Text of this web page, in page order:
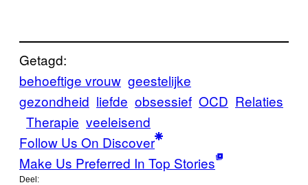
Getagd:
behoeftige vrouw geestelijke
gezondheid liefde obsessief OCD Relaties
Therapie veeleisend
Follow Us On Discover
Make Us Preferred In Top Stories
Deel: